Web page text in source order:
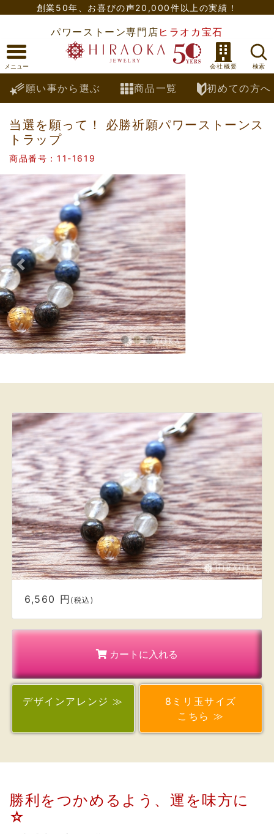
創業50年、 お喜びの声20,000件以上の実績！
パワーストーン専門店 ヒラオカ宝石
願い事から選ぶ 商品一覧 初めての方へ
当選を願って！ 必勝祈願パワーストーンス
トラップ
商品番号：11-1619
Previous
6,560 円(税込)
カートに入れる
デザイン アレンジ ≫
こちら ≫
勝利をつかめるよう、運を味方に
・不安や悲しみなどに左右されず、困難に立ち向か